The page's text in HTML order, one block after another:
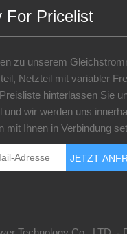
For Pricelist
zu unserem
Netzteil mit variabler
hinterlassen Sie
und wir werden uns
mit Ihnen in Verbindung